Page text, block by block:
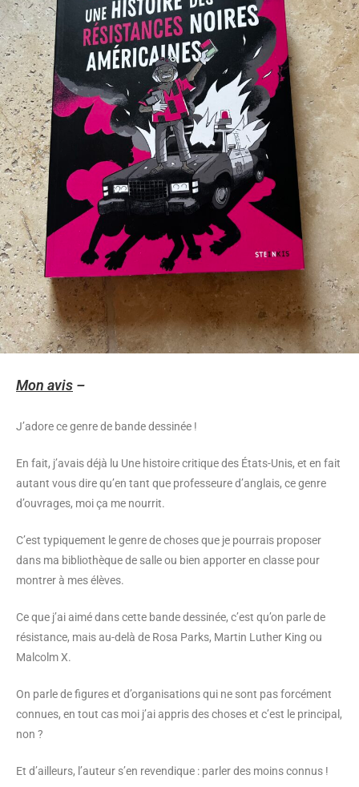
Mon avis –
J’adore ce genre de bande dessinée !
En fait, j’avais déjà lu Une histoire critique des États-Unis, et en fait
autant vous dire qu’en tant que professeure d’anglais, ce genre
d’ouvrages, moi ça me nourrit.
C’est typiquement le genre de choses que je pourrais proposer
dans ma bibliothèque de salle ou bien apporter en classe pour
montrer à mes élèves.
Ce que j’ai aimé dans cette bande dessinée, c’est qu’on parle de
résistance, mais au-delà de Rosa Parks, Martin Luther King ou
Malcolm X.
On parle de figures et d’organisations qui ne sont pas forcément
connues, en tout cas moi j’ai appris des choses et c’est le principal,
non ?
Et d’ailleurs, l’auteur s’en revendique : parler des moins connus !